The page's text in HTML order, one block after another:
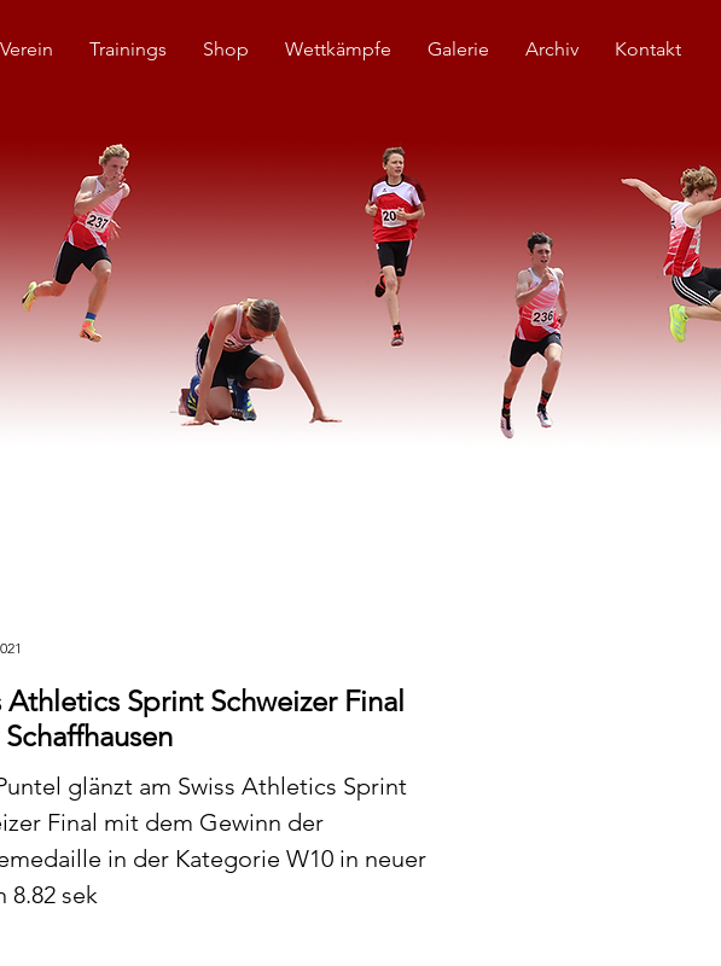
Verein Trainings Shop Wettkämpfe Galerie Archiv Kontakt
Athletics Sprint Schweizer Final
Schaffhausen
glänzt am Swiss Athletics Sprint
Final mit dem Gewinn der
in der Kategorie W10 in neuer
8.82 sek